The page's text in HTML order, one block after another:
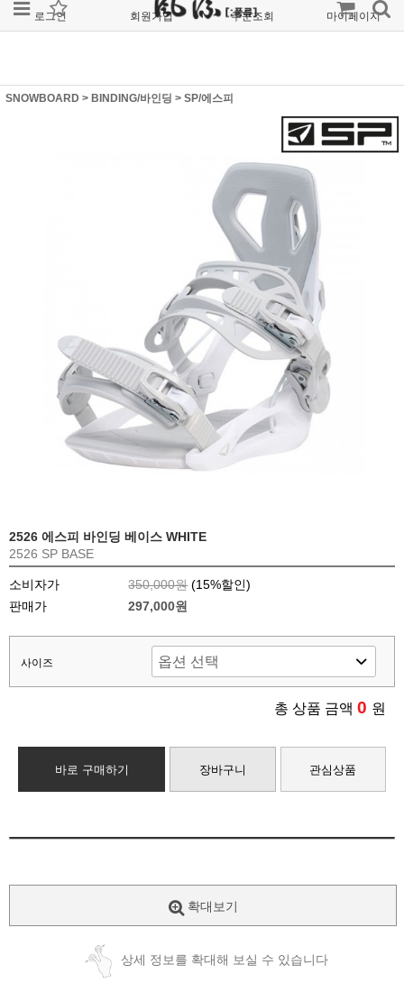
로그인 회원가입 주문조회 마이페이지
SNOWBOARD > BINDING/바인딩 > SP/에스피
2526 에스피 바인딩 베이스 WHITE
2526 SP BASE
소비자가 350,000원 (15%할인)
판매가
297,000원
사이즈
총 상품 금액 0 원
바로 구매하기 장바구니 관심상품
확대보기
상세 정보를 확대해 보실 수 있습니다